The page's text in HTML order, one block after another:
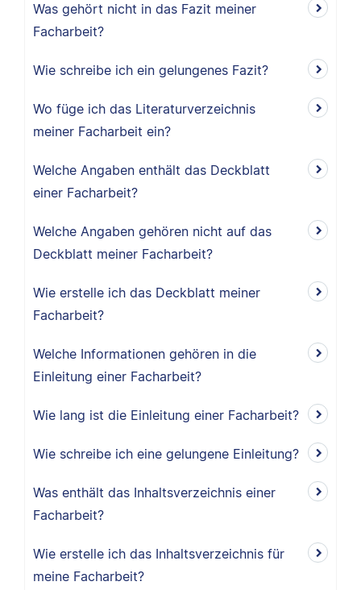
Was gehört nicht in das Fazit meiner
Facharbeit?
Wie schreibe ich ein gelungenes Fazit?
Wo füge ich das Literaturverzeichnis
meiner Facharbeit ein?
Welche Angaben enthält das Deckblatt
einer Facharbeit?
Welche Angaben gehören nicht auf das
Deckblatt meiner Facharbeit?
Wie erstelle ich das Deckblatt meiner
Facharbeit?
Welche Informationen gehören in die
Einleitung einer Facharbeit?
Wie lang ist die Einleitung einer Facharbeit?
Wie schreibe ich eine gelungene Einleitung?
Was enthält das Inhaltsverzeichnis einer
Facharbeit?
Wie erstelle ich das Inhaltsverzeichnis für
meine Facharbeit?